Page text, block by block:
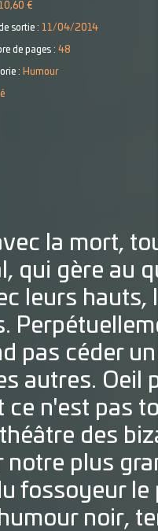
10,60 €
sortie : 11/04/2014
de pages : 48
: Humour
la mort,
qui gère au
leurs hauts,
pas céder
autres. Oeil
ce n'est pas
des
notre plus
fossoyeur le
noir,